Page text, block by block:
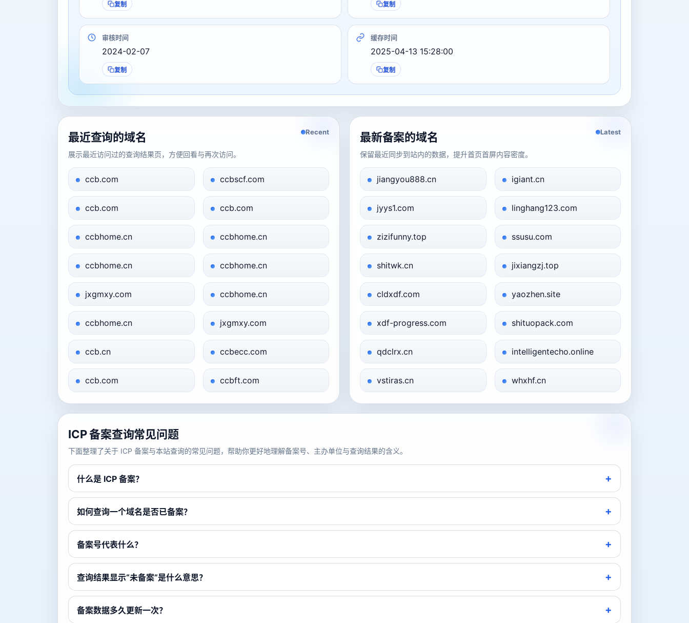
复制 复制
审核时间
2024-02-07
复制
缓存时间
2025-04-13 15:28:00
复制
最近查询的域名
展示最近访问过的查询结果页，方便回看与再次访问。
Recent
ccb.com ccbscf.com
ccb.com ccb.com
ccbhome.cn ccbhome.cn
ccbhome.cn ccbhome.cn
jxgmxy.com ccbhome.cn
ccbhome.cn jxgmxy.com
ccb.cn ccbecc.com
ccb.com ccbft.com
最新备案的域名
保留最近同步到站内的数据，提升首页首屏内容密度。
Latest
jiangyou888.cn igiant.cn
jyys1.com linghang123.com
zizifunny.top ssusu.com
shitwk.cn jixiangzj.top
cldxdf.com yaozhen.site
xdf-progress.com shituopack.com
qdclrx.cn intelligentecho.online
vstiras.cn whxhf.cn
ICP 备案查询常见问题
下面整理了关于 ICP 备案与本站查询的常见问题，帮助你更好地理解备案号、主办单位与查询结果的含义。
什么是 ICP 备案？
如何查询一个域名是否已备案？
备案号代表什么？
查询结果显示“未备案”是什么意思？
备案数据多久更新一次？